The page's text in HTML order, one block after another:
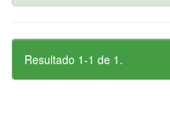
Resultado 1-1 de 1.